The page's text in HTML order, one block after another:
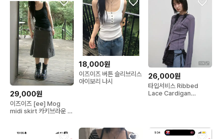
29,000원
이즈이즈 [ee] Mog
midi skirt 카키브라운 새
18,000원
이즈이즈 버튼 슬리브리스
아이보리 나시
26,000원
타입서비스 Ribbed
Lace Cardigan